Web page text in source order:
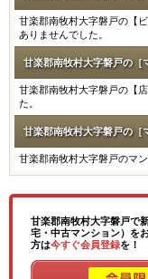
甘楽郡南牧村大字磐戸の【
ありませんでした。
甘楽郡南牧村大字磐戸の［
甘楽郡南牧村大字磐戸の【
た。
甘楽郡南牧村大字磐戸の［
甘楽郡南牧村大字磐戸のマ
甘楽郡南牧村大字磐戸で
宅・中古マンション）を
方は今すぐ会員登録を！